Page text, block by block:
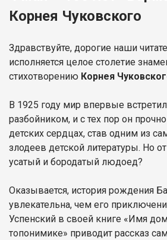
Корнея Чуковского
Здравствуйте, дорогие наши
исполняется целое столетие
стихотворению Корнея
В 1925 году мир впервые
разбойником, и с тех пор он
детских сердцах, став одним из
злодеев детской литературы. Но
усатый и бородатый людоед?
Оказывается, история рождения
увлекательна, чем его
Успенский в своей книге «Имя
топонимике» приводит рассказ